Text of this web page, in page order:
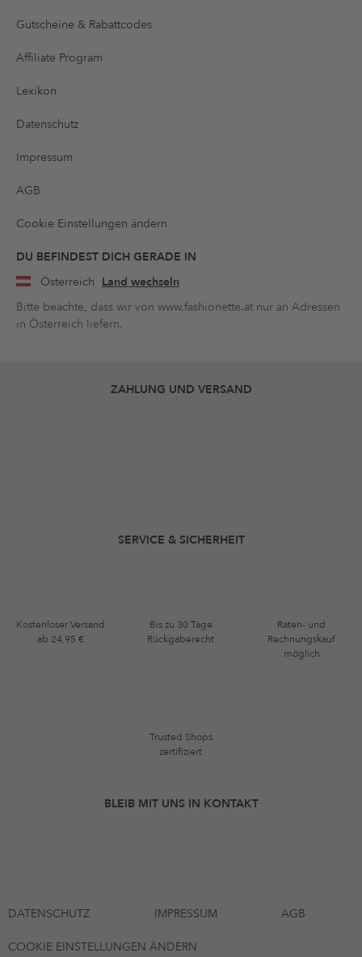
Gutscheine & Rabattcodes
Affiliate Program
Lexikon
Datenschutz
Impressum
AGB
Cookie Einstellungen ändern
DU BEFINDEST DICH GERADE IN
Österreich Land wechseln
Bitte beachte, dass wir von www.fashionette.at nur an Adressen
in Österreich liefern.
ZAHLUNG UND VERSAND
SERVICE & SICHERHEIT
Kostenloser Versand
ab 24,95 €
Bis zu 30 Tage
Rückgaberecht
Raten- und
Rechnungskauf
möglich
Trusted Shops
zertifiziert
BLEIB MIT UNS IN KONTAKT
DATENSCHUTZ IMPRESSUM AGB
COOKIE EINSTELLUNGEN ÄNDERN